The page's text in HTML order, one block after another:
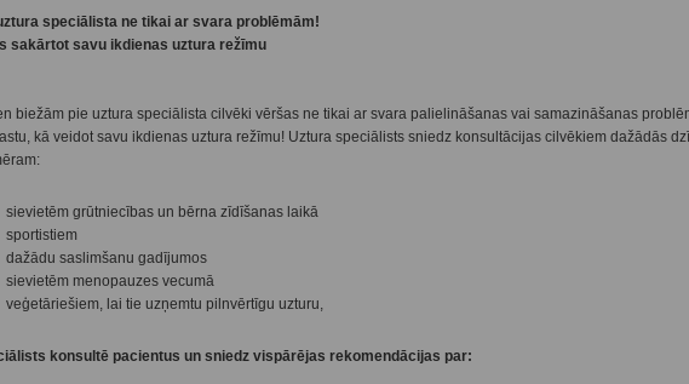
speciālista ne tikai ar svara problēmām!
sakārtot savu ikdienas uztura režīmu
biežām pie uztura speciālista cilvēki vēršas ne tikai ar svara palielināšanas vai samazināšanas
kā veidot savu ikdienas uztura režīmu! Uztura speciālists sniedz konsultācijas cilvēkiem dažādās
sievietēm grūtniecības un bērna zīdīšanas laikā
sportistiem
dažādu saslimšanu gadījumos
sievietēm menopauzes vecumā
veģetāriešiem, lai tie uzņemtu pilnvērtīgu uzturu,
konsultē pacientus un sniedz vispārējas rekomendācijas par: